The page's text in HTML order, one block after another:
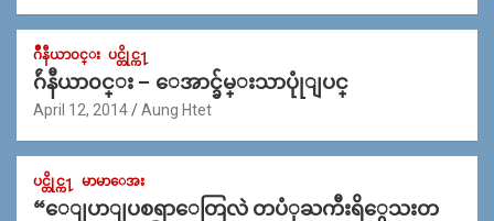
ဂ်ဳနီယာ၀င္း ပင္တိုင္က႑
ဂ်ဴနီယာ၀င္း – ေအာင္ခ်မ္းသာပုုံျပင္
April 12, 2014 Aung Htet
ပင္တိုင္က႑ မာမာေအး
“ေျပာျပစရာေတြလဲ တပံုႀကီးရိွေသးတ